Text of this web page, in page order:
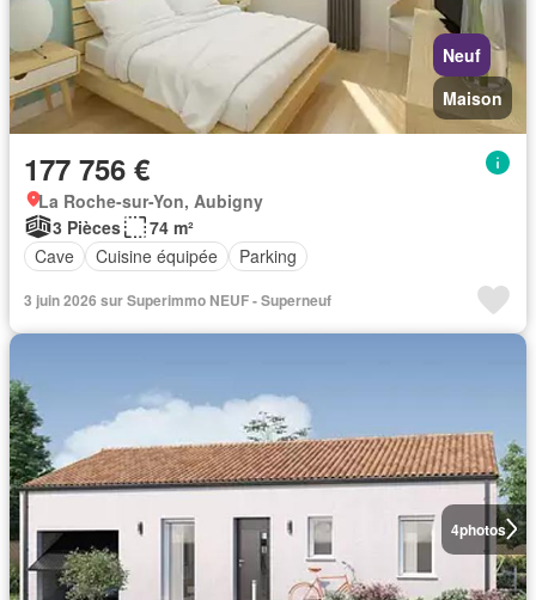
Neuf
Maison
177 756 €
La Roche-sur-Yon, Aubigny
3 Pièces
74 m²
Cave
Cuisine équipée Parking
3 juin 2026 sur Superimmo NEUF - Superneuf
4photos